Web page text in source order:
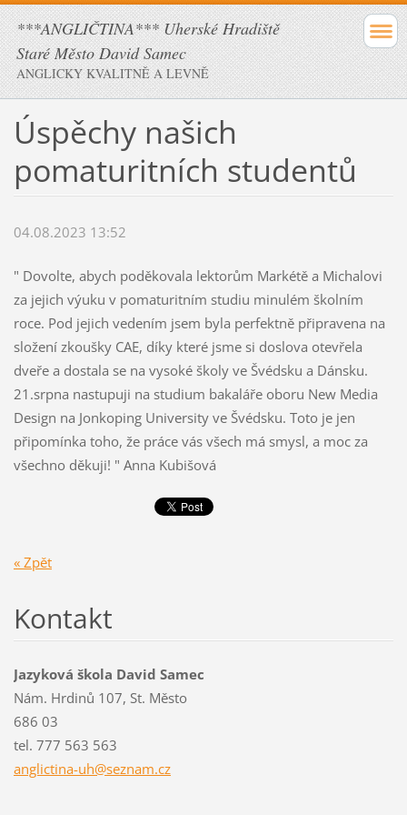
***ANGLIČTINA*** Uherské Hradiště
Staré Město David Samec
ANGLICKY KVALITNĚ A LEVNĚ
Úspěchy našich
pomaturitních studentů
04.08.2023 13:52
" Dovolte, abych poděkovala lektorům Markétě a Michalovi
za jejich výuku v pomaturitním studiu minulém školním
roce. Pod jejich vedením jsem byla perfektně připravena na
složení zkoušky CAE, díky které jsme si doslova otevřela
dveře a dostala se na vysoké školy ve Švédsku a Dánsku.
21.srpna nastupuji na studium bakaláře oboru New Media
Design na Jonkoping University ve Švédsku. Toto je jen
připomínka toho, že práce vás všech má smysl, a moc za
všechno děkuji! " Anna Kubišová
« Zpět
Kontakt
Jazyková škola David Samec
Nám. Hrdinů 107, St. Město
686 03
tel. 777 563 563
anglictina-uh@seznam.cz